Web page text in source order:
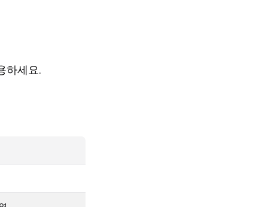
하세요.